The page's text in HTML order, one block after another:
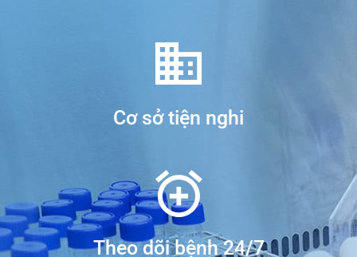
Cơ sở tiện nghi
Theo dõi bệnh 24/7